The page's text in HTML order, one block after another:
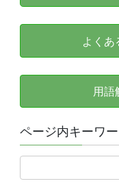
よくあ
用語
ページ内キーワ